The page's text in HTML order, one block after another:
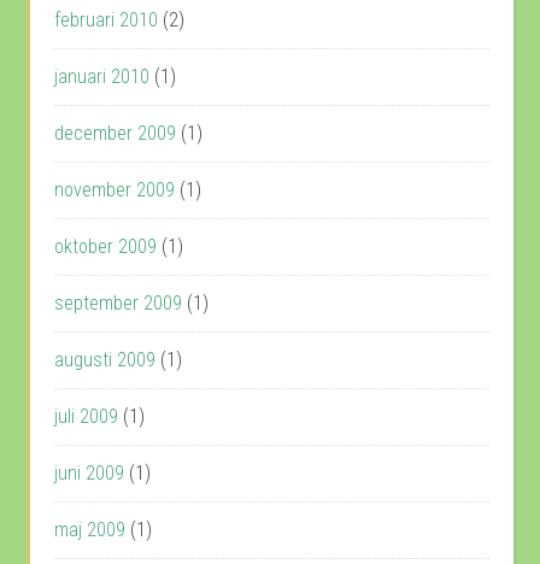
februari 2010 (2)
januari 2010 (1)
december 2009 (1)
november 2009 (1)
oktober 2009 (1)
september 2009 (1)
augusti 2009 (1)
juli 2009 (1)
juni 2009 (1)
maj 2009 (1)